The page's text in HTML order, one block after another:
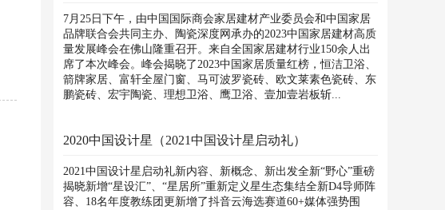
7月25日下午，由中国国际商会家居建材产业委员会和中国家居
品牌联合会共同主办、陶瓷深度网承办的2023中国家居建材高质
量发展峰会在佛山隆重召开。来自全国家居建材行业150余人出
席了本次峰会。峰会揭晓了2023中国家居质量红榜，恒洁卫浴、
箭牌家居、富轩全屋门窗、马可波罗瓷砖、欧文莱素色瓷砖、东
鹏瓷砖、宏宇陶瓷、理想卫浴、鹰卫浴、壹加壹岩板斩...
2020中国设计星（2021中国设计星启动礼）
2021中国设计星启动礼新内容、新概念、新出发全新“野心”重磅
揭晓新增“星设汇”、“星居所”重新定义星生态集结全新D4导师阵
容、18名年度教练团更新增了抖音云海选赛道60+媒体强势围